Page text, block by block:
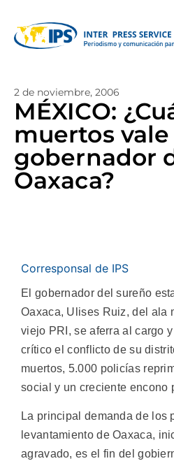
2 de noviembre, 2006
MÉXICO:
muertos vale
gobernador
Oaxaca?
Corresponsal de IPS
El gobernador del sureño
Oaxaca, Ulises Ruiz, del ala
viejo PRI, se aferra al cargo
crítico el conflicto de su
muertos, 5.000 policías
social y un creciente encono
La principal demanda de los
levantamiento de Oaxaca,
agravado, es el fin del